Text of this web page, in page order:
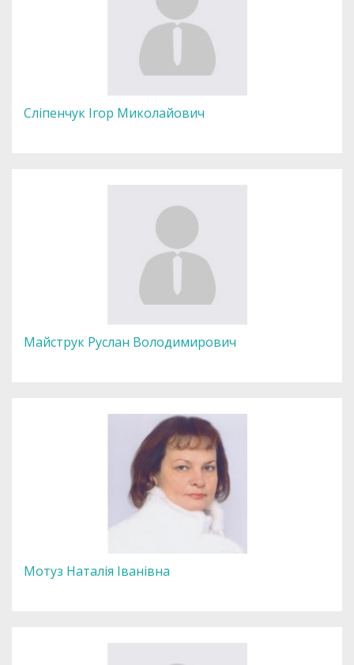
Сліпенчук Ігор Миколайович
Майструк Руслан Володимирович
Мотуз Наталія Іванівна